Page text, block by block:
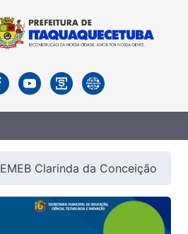
EMEB Clarinda da Conceição